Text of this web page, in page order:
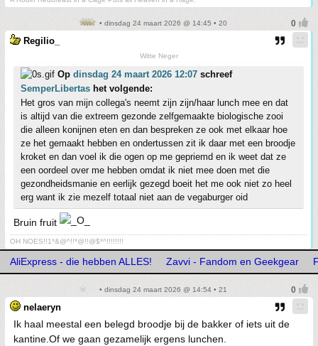
• dinsdag 24 maart 2026 @ 14:45 • 20
Regilio_
Witte Neger
Op dinsdag 24 maart 2026 12:07 schreef
SemperLibertas het volgende:
Het gros van mijn collega's neemt zijn zijn/haar lunch mee en dat
is altijd van die extreem gezonde zelfgemaakte biologische zooi
die alleen konijnen eten en dan bespreken ze ook met elkaar hoe
ze het gemaakt hebben en ondertussen zit ik daar met een broodje
kroket en dan voel ik die ogen op me gepriemd en ik weet dat ze
een oordeel over me hebben omdat ik niet mee doen met die
gezondheidsmanie en eerlijk gezegd boeit het me ook niet zo heel
erg want ik zie mezelf totaal niet aan de vegaburger oid
Bruin fruit
OH NOES!!1*&@^!!*@!!@$*^!!!!!!!!
AliExpress - die hebben ALLES! Zavvi - Fandom en Geekgear
• dinsdag 24 maart 2026 @ 14:54 • 21
nelaeryn
Ik haal meestal een belegd broodje bij de bakker of iets uit de
kantine.Of we gaan gezamelijk ergens lunchen.